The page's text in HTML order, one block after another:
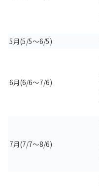
5月(5/5～6/5)
6月(6/6～7/6)
7月(7/7～8/6)